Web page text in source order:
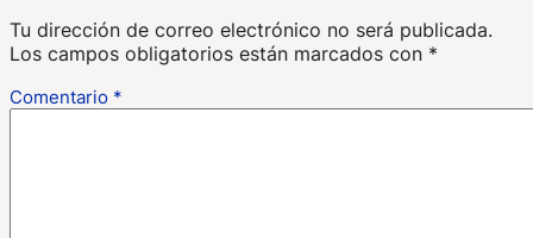
Tu dirección de correo electrónico no será publicada.
Los campos obligatorios están marcados con *
Comentario *